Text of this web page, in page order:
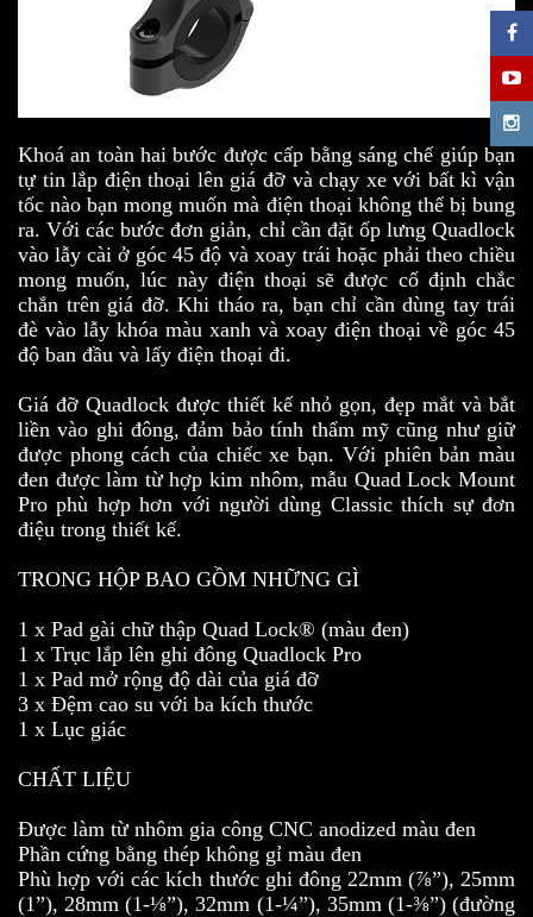
Khoá an toàn hai bước được cấp bằng sáng chế giúp bạn
tự tin lắp điện thoại lên giá đỡ và chạy xe với bất kì vận
tốc nào bạn mong muốn mà điện thoại không thể bị bung
ra. Với các bước đơn giản, chỉ cần đặt ốp lưng Quadlock
vào lẫy cài ở góc 45 độ và xoay trái hoặc phải theo chiều
mong muốn, lúc này điện thoại sẽ được cố định chắc
chắn trên giá đỡ. Khi tháo ra, bạn chỉ cần dùng tay trái
đè vào lẫy khóa màu xanh và xoay điện thoại về góc 45
độ ban đầu và lấy điện thoại đi.
Giá đỡ Quadlock được thiết kế nhỏ gọn, đẹp mắt và bắt
liền vào ghi đông, đảm bảo tính thẩm mỹ cũng như giữ
được phong cách của chiếc xe bạn. Với phiên bản màu
đen được làm từ hợp kim nhôm, mẫu Quad Lock Mount
Pro phù hợp hơn với người dùng Classic thích sự đơn
điệu trong thiết kế.
TRONG HỘP BAO GỒM NHỮNG GÌ
1 x Pad gài chữ thập Quad Lock® (màu đen)
1 x Trục lắp lên ghi đông Quadlock Pro
1 x Pad mở rộng độ dài của giá đỡ
3 x Đệm cao su với ba kích thước
1 x Lục giác
CHẤT LIỆU
Được làm từ nhôm gia công CNC anodized màu đen
Phần cứng bằng thép không gỉ màu đen
Phù hợp với các kích thước ghi đông 22mm (⅞”), 25mm
(1”), 28mm (1-⅛”), 32mm (1-¼”), 35mm (1-⅜”) (đường